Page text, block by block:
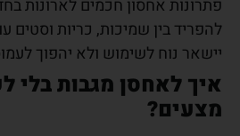
פתרונות אחסון חכמים לארונות
להפריד בין שמיכות, כריות וסטים
יישאר נוח לשימוש ולא יהפוך
איך לאחסן מגבות בלי
מצעים?